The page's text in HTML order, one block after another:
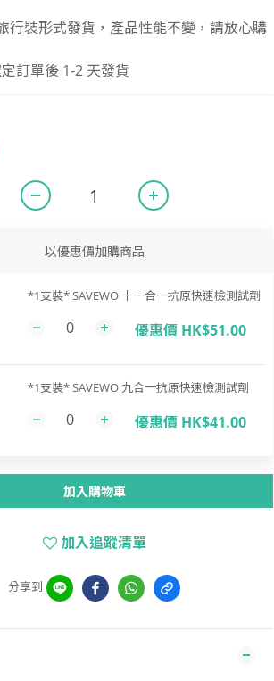
行裝形式發貨，產品性能不變，請放心購
訂單後 1-2 天發貨
以優惠價加購商品
*1支裝* SAVEWO 十一合一抗原快速檢測試劑
優惠價 HK$51.00
*1支裝* SAVEWO 九合一抗原快速檢測試劑
優惠價 HK$41.00
加入購物車
加入追蹤清單
分享到